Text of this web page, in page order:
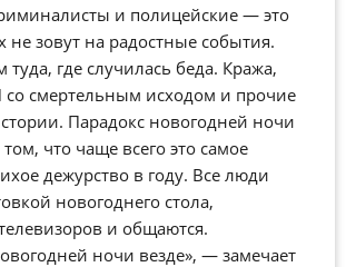
и полицейские — это
не зовут на радостные события.
где случилась беда. Кража,
со смертельным исходом и прочие
Парадокс новогодней ночи
что чаще всего это самое
дежурство в году. Все люди
новогоднего стола,
и общаются.
ночи везде», — замечает